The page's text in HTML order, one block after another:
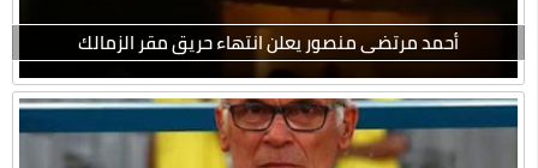
أحمد مرتضى منصور يعلن انتهاء حريق مقر الزمالك